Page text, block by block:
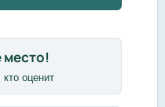
оценит